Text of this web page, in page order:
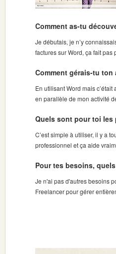
Comment as-tu
Je débutais, je n’y
factures sur Word, ça fait pas
Comment gérais-tu ton
En utilisant Word mais
en parallèle de mon activité
Quels sont pour toi les
C’est simple à utiliser, il y a
professionnel et ça aide
Pour tes besoins,
Je n'ai pas d'autres besoins
Freelancer pour gérer